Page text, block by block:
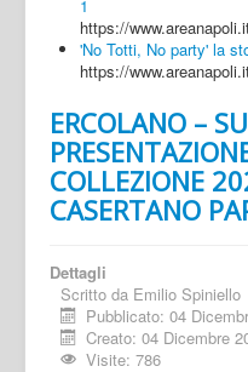
1
https://
'No Totti, No party' la
https://
ERCOLANO –
COLLEZIONE
CASERTANO
Dettagli
Scritto da Emilio Spiniello
Pubblicato: 04
Creato: 04 Dicembre
Visite: 786